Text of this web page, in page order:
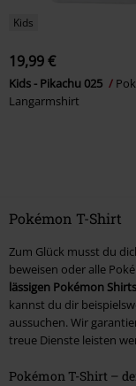
Kids
19,99 €
Kids - Pikachu 025
Langarmshirt
Pokémon T-Shirt
Zum Glück musst du
beweisen oder alle
lässigen Pokémon Shirts
kannst du dir
aussuchen. Wir
treue Dienste leisten
Pokémon T-Shirt –